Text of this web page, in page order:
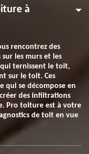
à
rencontrez des
les murs et les
qui ternissent le toit,
sur le toit. Ces
qui se décompose en
des infiltrations
Pro toiture est à votre
de toit en vue